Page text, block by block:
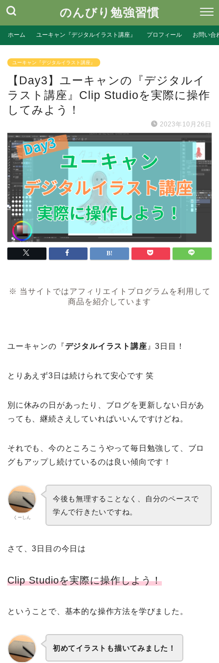
のんびり勉強習慣
ホーム ユーキャン『デジタルイラスト講座』 プロフィール お問い合
ユーキャン『デジタルイラスト講座』
【Day3】ユーキャンの『デジタルイ
ラスト講座』Clip Studioを実際に操作
してみよう！
2023年10月26日
※ 当サイトではアフィリエイトプログラムを利用して
商品を紹介しています
ユーキャンの『デジタルイラスト講座 』3日目！
とりあえず3日は続けられて安心です 笑
別に休みの日があったり、ブログを更新しない日があ
っても、継続さえしていればいいんですけどね。
それでも、今のところこうやって毎日勉強して、ブロ
グもアップし続けているのは良い傾向です！
くーしん
今後も無理することなく、自分のペースで
学んで行きたいですね。
さて、3日目の今日は
Clip Studioを実際に操作しよう！
ということで、基本的な操作方法を学びました。
初めてイラストも描いてみました！